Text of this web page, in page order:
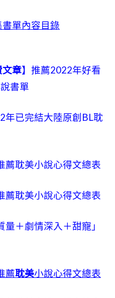
單內容目錄
文章】推薦2022年好看
書單
年已完結大陸原創BL耽
薦耽美小說心得文總表
薦耽美小說心得文總表
＋劇情深入＋甜寵」
薦耽美小說心得文總表